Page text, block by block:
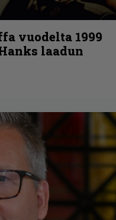
vuodelta 1999
laadun